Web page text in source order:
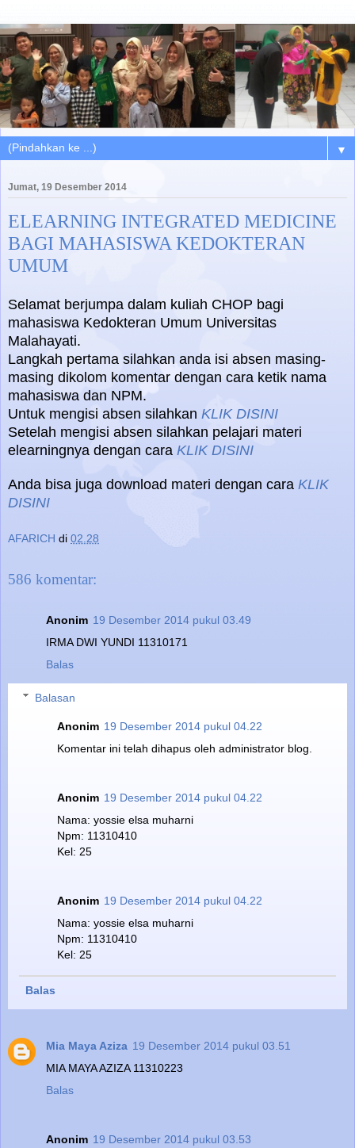
▼
Jumat, 19 Desember 2014
ELEARNING INTEGRATED MEDICINE
BAGI MAHASISWA KEDOKTERAN
UMUM
Selamat berjumpa dalam kuliah CHOP bagi
mahasiswa Kedokteran Umum Universitas
Malahayati.
Langkah pertama silahkan anda isi absen masing-
masing dikolom komentar dengan cara ketik nama
mahasiswa dan NPM.
Untuk mengisi absen silahkan KLIK DISINI
Setelah mengisi absen silahkan pelajari materi
elearningnya dengan cara KLIK DISINI
Anda bisa juga download materi dengan cara KLIK
DISINI
AFARICH di 02.28
586 komentar:
Anonim 19 Desember 2014 pukul 03.49
IRMA DWI YUNDI 11310171
Balas
Balasan
Anonim 19 Desember 2014 pukul 04.22
Komentar ini telah dihapus oleh administrator blog.
Anonim 19 Desember 2014 pukul 04.22
Nama: yossie elsa muharni
Npm: 11310410
Kel: 25
Anonim 19 Desember 2014 pukul 04.22
Nama: yossie elsa muharni
Npm: 11310410
Kel: 25
Balas
Mia Maya Aziza 19 Desember 2014 pukul 03.51
MIA MAYA AZIZA 11310223
Balas
Anonim 19 Desember 2014 pukul 03.53